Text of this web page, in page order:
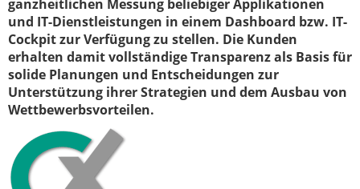
ganzheitlichen Messung beliebiger Applikationen
und IT-Dienstleistungen in einem Dashboard bzw. IT-
Cockpit zur Verfügung zu stellen. Die Kunden
erhalten damit vollständige Transparenz als Basis für
solide Planungen und Entscheidungen zur
Unterstützung ihrer Strategien und dem Ausbau von
Wettbewerbsvorteilen.